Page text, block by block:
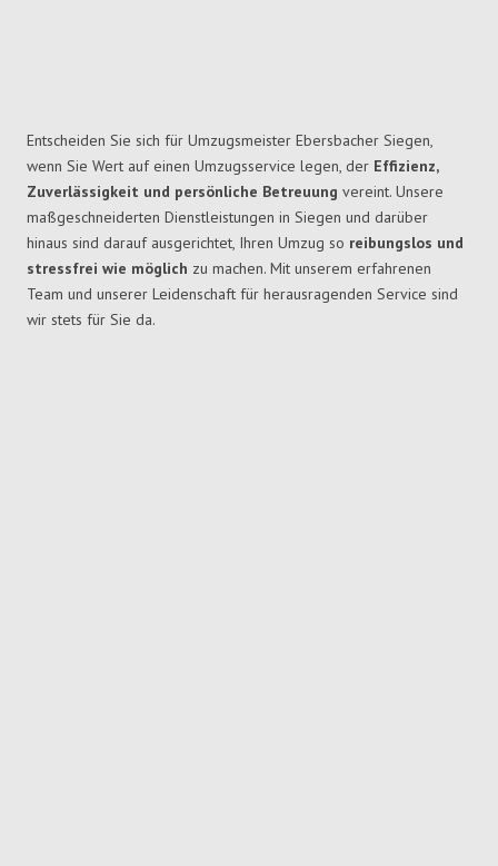
Entscheiden Sie sich für Umzugsmeister Ebersbacher Siegen,
wenn Sie Wert auf einen Umzugsservice legen, der Effizienz,
Zuverlässigkeit und persönliche Betreuung vereint. Unsere
maßgeschneiderten Dienstleistungen in Siegen und darüber
hinaus sind darauf ausgerichtet, Ihren Umzug so reibungslos und
stressfrei wie möglich zu machen. Mit unserem erfahrenen
Team und unserer Leidenschaft für herausragenden Service sind
wir stets für Sie da.